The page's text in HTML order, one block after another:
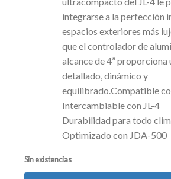
integrarse a la perfección
espacios exteriores más
que el controlador de
alcance de 4” proporciona
detallado, dinámico y
equilibrado.Compatible
Intercambiable con JL-4
Durabilidad para todo
Optimizado con JDA-500
Sin existencias